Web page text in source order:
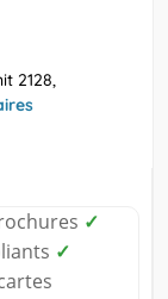
2128,
✓
✓